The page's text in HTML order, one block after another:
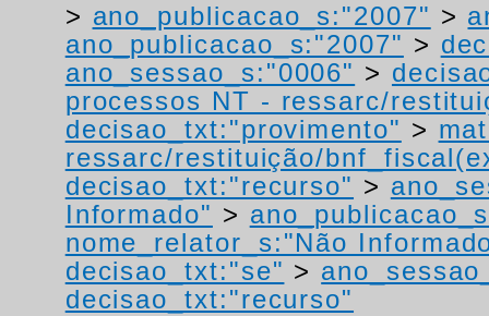
> ano_publicacao_s:"2007" >
ano_publicacao_s:"2007" >
ano_sessao_s:"0006" >
processos NT - ressarc/
decisao_txt:"provimento" >
ressarc/restituição/
decisao_txt:"recurso" >
Informado" >
nome_relator_s:"Não
decisao_txt:"se" >
decisao_txt:"recurso"